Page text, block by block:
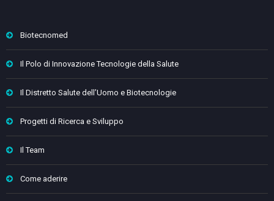
Biotecnomed
Il Polo di Innovazione Tecnologie della Salute
Il Distretto Salute dell’Uomo e Biotecnologie
Progetti di Ricerca e Sviluppo
Il Team
Come aderire